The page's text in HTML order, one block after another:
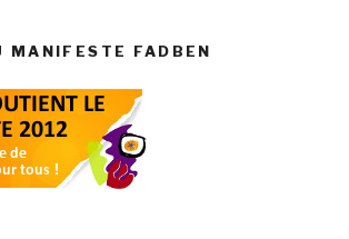
MANIFESTE FADBEN